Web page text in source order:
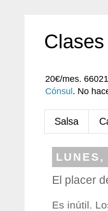
20€/mes.
Cónsul . No
Salsa
LUNES,
El placer
Es inútil.